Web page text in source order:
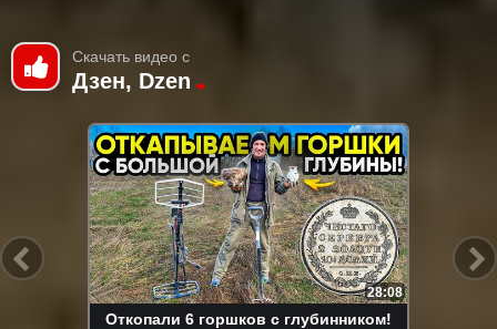
Скачать видео с
Дзен, Dzen
28:08
Откопали 6 горшков с глубинником!